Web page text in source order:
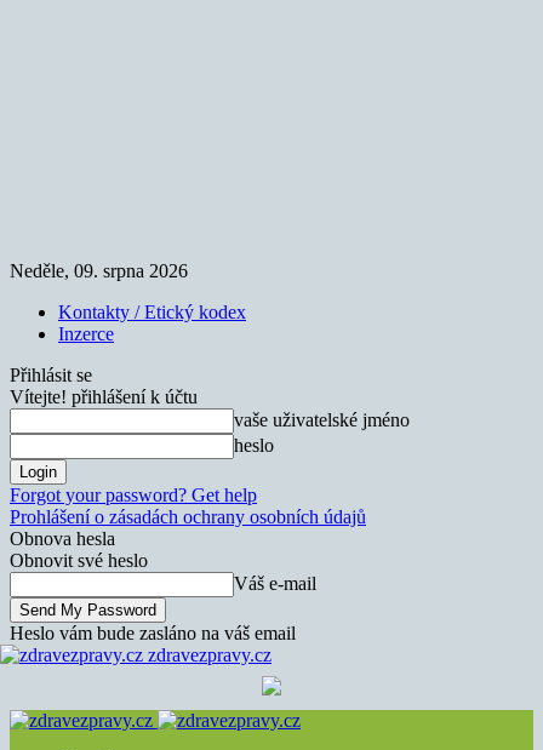
Neděle, 09. srpna 2026
Kontakty / Etický kodex
Inzerce
Přihlásit se
Vítejte! přihlášení k účtu
vaše uživatelské jméno
heslo
Forgot your password? Get help
Prohlášení o zásadách ochrany osobních údajů
Obnova hesla
Obnovit své heslo
Váš e-mail
Heslo vám bude zasláno na váš email
zdravezpravy.cz